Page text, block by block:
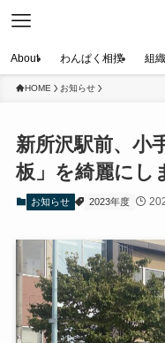
About わんぱく相撲 組
HOME お知らせ
新所沢駅前、小
板」を綺麗にし
お知らせ 2023年度